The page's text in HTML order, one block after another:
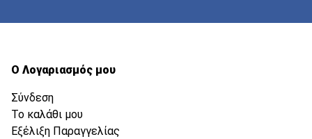
Ο Λογαριασμός μου
Σύνδεση
Το καλάθι μου
Εξέλιξη Παραγγελίας